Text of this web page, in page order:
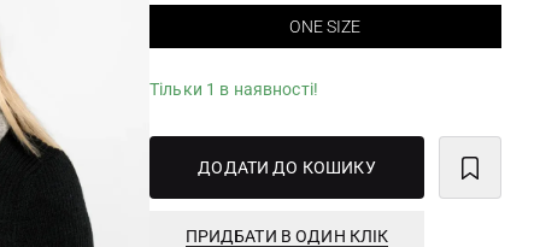
ONE SIZE
Тільки 1 в наявності!
ДОДАТИ ДО КОШИКУ
ПРИДБАТИ В ОДИН КЛІК